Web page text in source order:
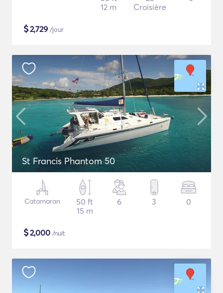
12 m
Croisière
$2,729 /jour
St Francis Phantom 50
Catamaran
50 ft
15 m
6 3 0
$2,000 /nuit